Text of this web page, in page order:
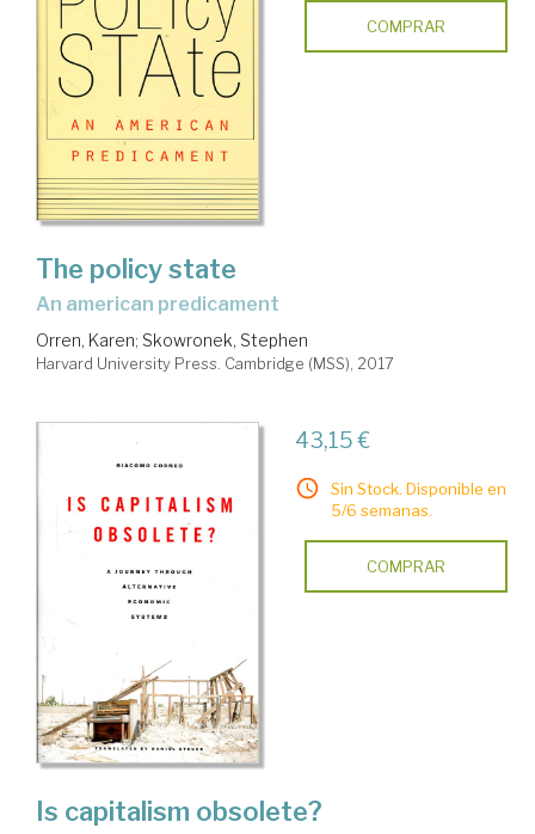
COMPRAR
The policy state
an american predicament
Orren, Karen; Skowronek, Stephen
Harvard University Press. Cambridge (MSS), 2017
43,15 €
Sin Stock. Disponible en
5/6 semanas.
COMPRAR
Is capitalism obsolete?